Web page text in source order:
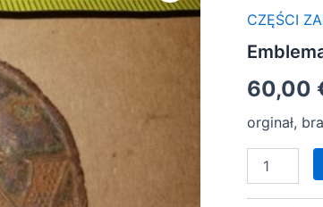
CZĘŚCI
60,00
orginał,
(Phoenix)
1933-